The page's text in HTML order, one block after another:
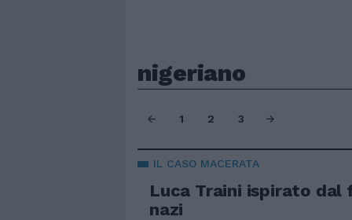
nigeriano
1 2 3
IL CASO MACERATA
Luca Traini ispirato dal
nazi